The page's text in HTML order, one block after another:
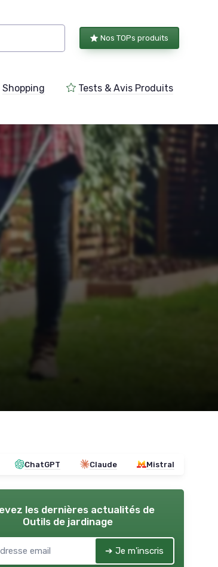
Nos TOPs produits
Shopping Tests & Avis Produits
ChatGPT Claude Mistral
les dernières actualités de
Outils de jardinage
➔ Je m'inscris